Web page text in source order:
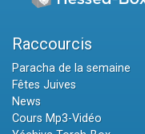
Raccourcis
Paracha de la semaine
Fêtes Juives
News
Cours Mp3-Vidéo